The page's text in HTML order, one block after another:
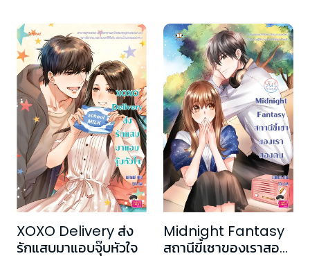
XOXO Delivery ส่ง
รักแสบมาแอบจุ๊บหัวใจ
Midnight Fantasy
สถานีขี้เซาของเราสอง